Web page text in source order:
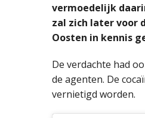
vermoedelijk
zal zich later voor
Oosten in kennis
De verdachte had
de agenten. De
vernietigd worden.